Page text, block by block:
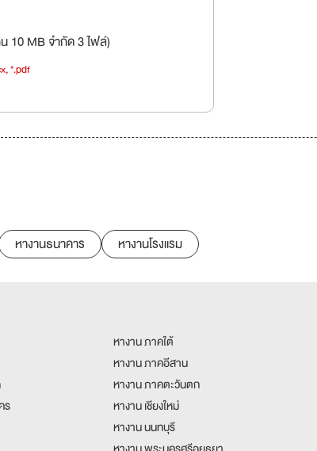
10 MB จำกัด 3 ไฟล์)
*.pdf
หางานธนาคาร หางานโรงแรม
หางาน ภาคใต้
หางาน ภาคอีสาน
หางาน ภาคตะวันตก
ร
หางาน เชียงใหม่
หางาน นนทบุรี